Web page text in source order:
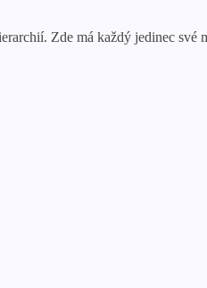
Zde má každý jedinec své